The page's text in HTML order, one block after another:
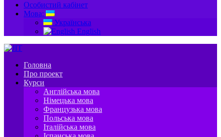
Особистий кабінет
Мова:
Українська
English
Головна
Про проект
Курси
Англійська мова
Німецька мова
Французька мова
Польська мова
Італійська мова